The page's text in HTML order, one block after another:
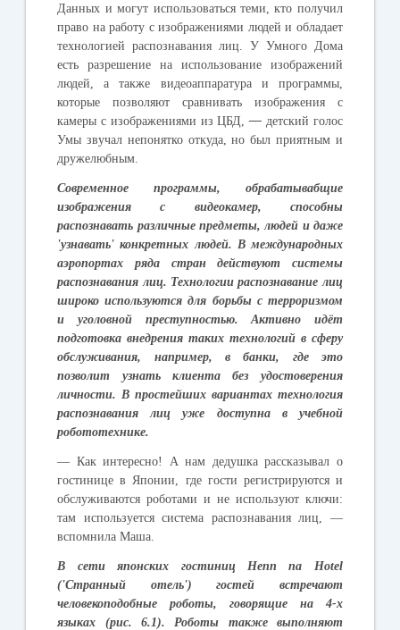
Данных и могут использоваться теми ,кто получил
право на работу с изображениями людей и обладает
технологией
распознавания лиц У Умного
Дома
есть
разрешение на использование
изображений
людей ,а также видеоаппаратура и программы,
которые
позволяют сравнивать изображения
с
камеры с изображениями из ЦБД — детский голос
Умы звучал непонятко откуда,но был приятным и
дружелюбным
Современное программы, обрабатывабщие
изображения
с видеокамер, способны
распознавать различные предметы, людей и даже
'узнавать'конкретных людей. В международных
аэропортах
ряда стран действуют
системы
распознавания лиц. Технологии распознавание лиц
широко используются для борьбы с терроризмом
и
уголовной преступностью.Активно
идёт
подготовка внедрения таких технологий в сферу
обслуживания, например, в банки, где
это
позволит
узнать клиента без
удостоверения
личности. В простейших вариантах технология
распознавания
лиц уже доступна в
учебной
робототехнике.
— Как интересно! А нам дедушка рассказывал о
гостинице в Японии где гости регистрируются и
обслуживаются роботами и не используют ключи:
там используется система распознавания лиц , —
вспомнила Маша
В сети японских гостиницHennna Hotel
('Странный отель')гостей
встречают
человекоподобные
роботы, говорящие на4-х
языках
(рис. 6.1). Роботы также
выполняют